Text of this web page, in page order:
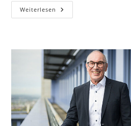
Weiterlesen Fakultätsausflug
2026: